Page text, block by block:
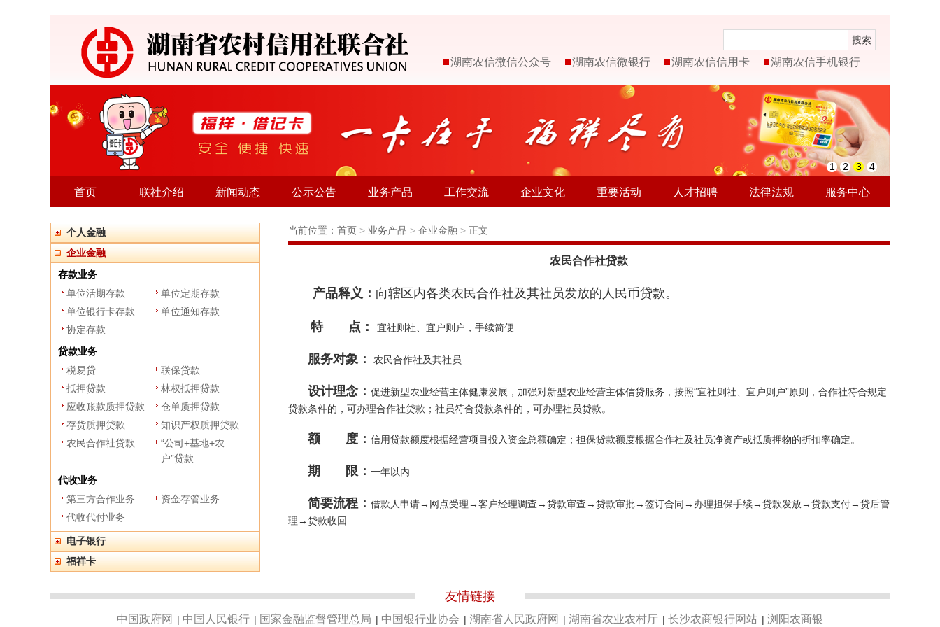
搜索
湖南农信微信公众号 湖南农信微银行 湖南农信信用卡 湖南农信手机银行
1 2 3 4
首页 联社介绍 新闻动态 公示公告 业务产品 工作交流 企业文化 重要活动 人才招聘 法律法规 服务中心
个人金融
企业金融
存款业务
单位活期存款
单位定期存款
单位银行卡存款
单位通知存款
协定存款
贷款业务
税易贷
联保贷款
抵押贷款
林权抵押贷款
应收账款质押贷款
仓单质押贷款
存货质押贷款
知识产权质押贷款
农民合作社贷款
“公司+基地+农
户”贷款
代收业务
第三方合作业务
资金存管业务
代收代付业务
电子银行
福祥卡
当前位置： 首页 > 业务产品 > 企业金融 > 正文
农民合作社贷款
产品释义： 向辖区内各类农民合作社及其社员发放的人民币贷款。
特 点： 宜社则社、宜户则户，手续简便
服务对象： 农民合作社及其社员
设计理念： 促进新型农业经营主体健康发展，加强对新型农业经营主体信贷服务，按照“宜社则社、宜户则户”原则，合作社符合规定
贷款条件的，可办理合作社贷款；社员符合贷款条件的，可办理社员贷款。
额 度： 信用贷款额度根据经营项目投入资金总额确定；担保贷款额度根据合作社及社员净资产或抵质押物的折扣率确定。
期 限： 一年以内
简要流程： 借款人申请→网点受理→客户经理调查→贷款审查→贷款审批→签订合同→办理担保手续→贷款发放→贷款支付→贷后管
理→贷款收回
友情链接
中国政府网 | 中国人民银行 | 国家金融监督管理总局 | 中国银行业协会 | 湖南省人民政府网 | 湖南省农业农村厅 | 长沙农商银行网站 | 浏阳农商银